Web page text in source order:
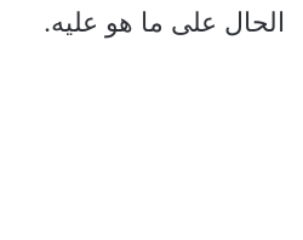
الحال على ما هو عليه.